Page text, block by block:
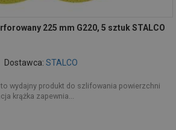
225 mm G220, 5 sztuk STALCO
Dostawca: STALCO
wydajny produkt do szlifowania powierzchni
krążka zapewnia...